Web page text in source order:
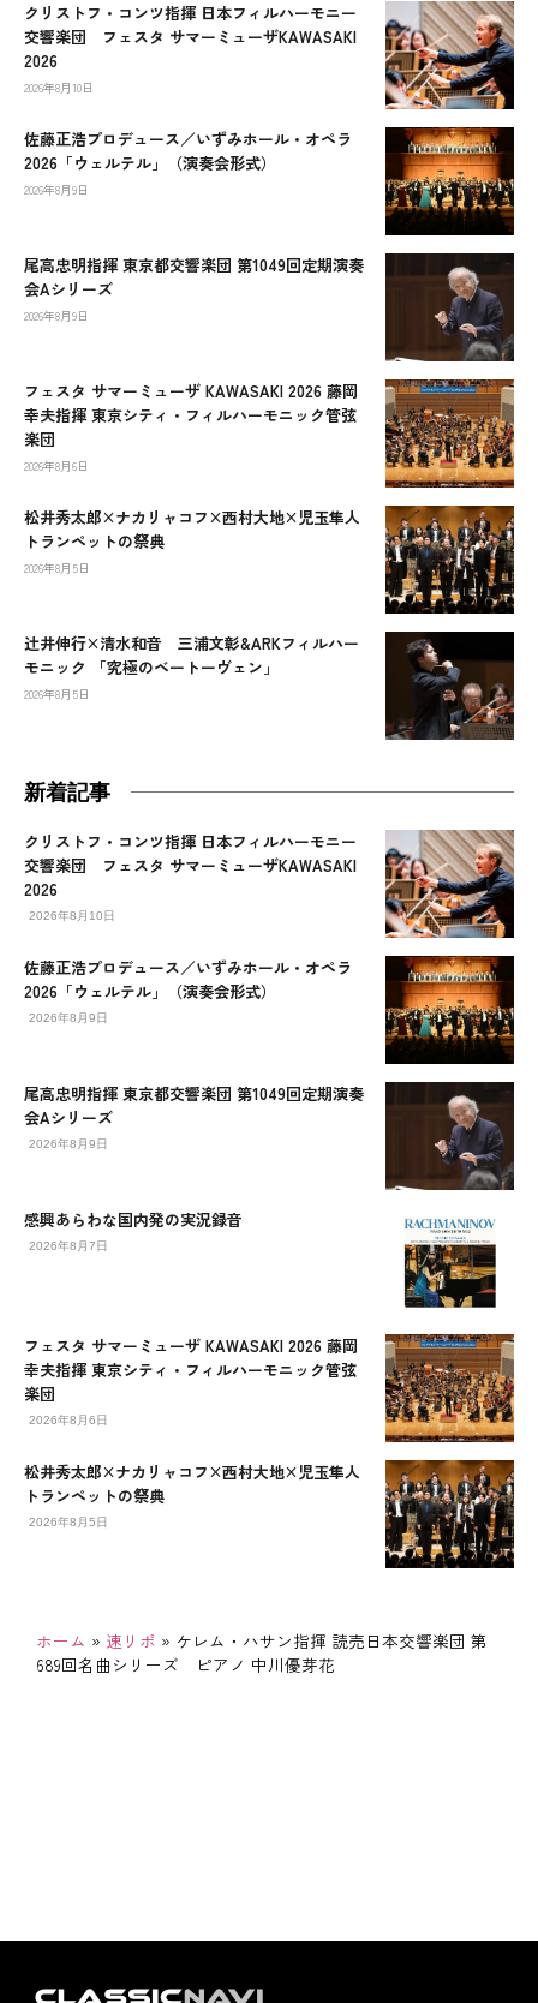
クリストフ・コンツ指揮 日本フィルハーモニー
交響楽団 フェスタ サマーミューザKAWASAKI
2026
2026年8月10日
佐藤正浩プロデュース／いずみホール・オペラ
2026「ウェルテル」（演奏会形式）
2026年8月9日
尾高忠明指揮 東京都交響楽団 第1049回定期演奏
会Aシリーズ
2026年8月9日
フェスタ サマーミューザ KAWASAKI 2026 藤岡
幸夫指揮 東京シティ・フィルハーモニック管弦
楽団
2026年8月6日
松井秀太郎×ナカリャコフ×西村大地×児玉隼人
トランペットの祭典
2026年8月5日
辻󠄀井伸行×清水和音 三浦文彰&ARKフィルハー
モニック 「究極のベートーヴェン」
2026年8月5日
新着記事
クリストフ・コンツ指揮 日本フィルハーモニー
交響楽団 フェスタ サマーミューザKAWASAKI
2026
2026年8月10日
佐藤正浩プロデュース／いずみホール・オペラ
2026「ウェルテル」（演奏会形式）
2026年8月9日
尾高忠明指揮 東京都交響楽団 第1049回定期演奏
会Aシリーズ
2026年8月9日
感興あらわな国内発の実況録音
2026年8月7日
フェスタ サマーミューザ KAWASAKI 2026 藤岡
幸夫指揮 東京シティ・フィルハーモニック管弦
楽団
2026年8月6日
松井秀太郎×ナカリャコフ×西村大地×児玉隼人
トランペットの祭典
2026年8月5日
ホーム » 速リポ » ケレム・ハサン指揮 読売日本交響楽団 第
689回名曲シリーズ ピアノ 中川優芽花